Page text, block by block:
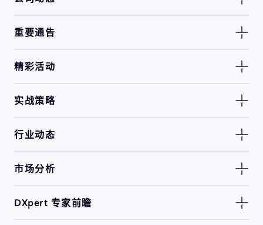
重要通告
精彩活动
实战策略
行业动态
市场分析
DXpert 专家前瞻